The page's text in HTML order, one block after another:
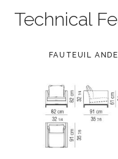
Technical
FAUTEUIL